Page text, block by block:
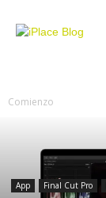
Comienzo
App Final Cut Pro